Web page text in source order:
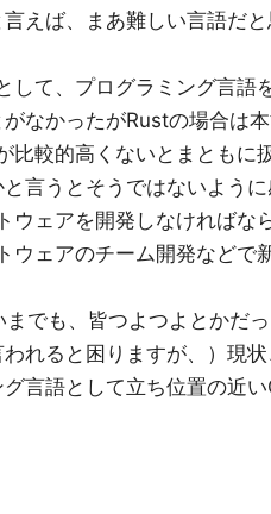
えば、まあ難しい言語だと
して、プログラミング言語
なかったがRustの場合は
比較的高くないとまともに
言うとそうではないように
ウェアを開発しなければな
ウェアのチーム開発などで
でも、皆つよつよとかだっ
われると困りますが、）現
言語として立ち位置の近